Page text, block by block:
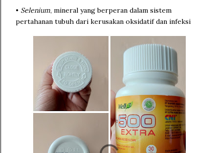
• Selenium, mineral yang berperan dalam sistem
pertahanan tubuh dari kerusakan oksidatif dan infeksi